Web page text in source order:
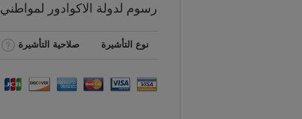
رسوم لدولة الاكوادور لمواطني
نوع التأشيرة صلاحية التأشيرة